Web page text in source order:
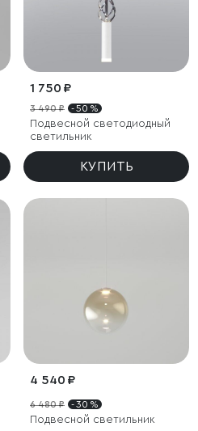
1 750 ₽
3 490 ₽ - 50 %
Подвесной светодиодный
светильник
КУПИТЬ
4 540 ₽
6 480 ₽ - 30 %
Подвесной светильник